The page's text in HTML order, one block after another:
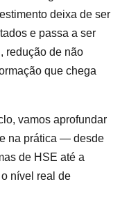
deixa de ser
e passa a ser
redução de não
que chega
vamos aprofundar
na prática — desde
de HSE até a
nível real de